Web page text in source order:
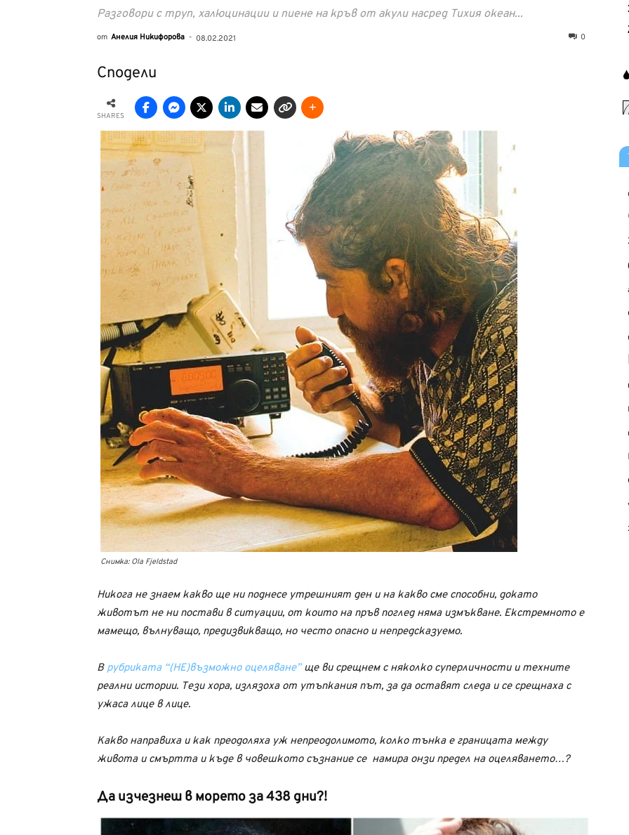
Разговори с труп, халюцинации и пиене на кръв от акули насред Тихия океан...
от Анелия Никифорова - 08.02.2021 0
Сподели
SHARES
Снимка: Ola Fjeldstad
Никога не знаем какво ще ни поднесе утрешният ден и на какво сме способни, докато
животът не ни постави в ситуации, от които на пръв поглед няма измъкване. Екстремното е
мамещо, вълнуващо, предизвикващо, но често опасно и непредсказуемо.
Врубриката “(НЕ)възможно оцеляване”ще ви срещнем с няколко суперличности и техните
реални истории. Тези хора, излязоха от утъпкания път, за да оставят следа и се срещнаха с
ужаса лице в лице.
Какво направиха и как преодоляха уж непреодолимото, колко тънка е границата между
живота и смъртта и къде в човешкото съзнание се намира онзи предел на оцеляването…?
Да изчезнеш в морето за 438 дни?!